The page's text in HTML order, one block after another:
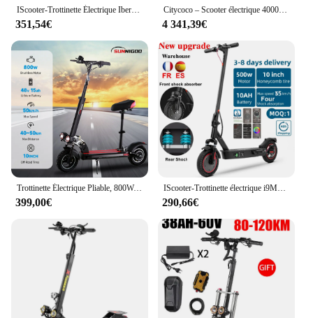
IScooter-Trottinette Électrique Ibery, Antidérapante, Hors Route, Pneumatique, Autonomie de 40km, 800W, 10Ah
351,54€
Citycoco – Scooter électrique 4000W, moteur puissant, vitesse Max 70-80 KM/H, batterie 60v, 25ah, autonomie 40-60KM, charge Max 250KG
4 341,39€
Trottinette Électrique Pliable, 800W, 48V, 15Ah, Vitesse Max 50 km/h, Autonomie 50km, 10 Pneus en Vrac, Absorbe les Chocs, pour Adultes
399,00€
IScooter-Trottinette électrique i9Max pour adulte, 35km, h, rika, 30-40 km, 10 ", pneus pliables, 500W
290,66€